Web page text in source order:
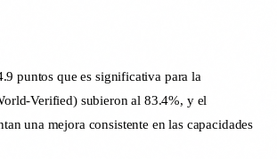
puntos que es significativa para la
Verified) subieron al 83.4%, y el
una mejora consistente en las capacidades